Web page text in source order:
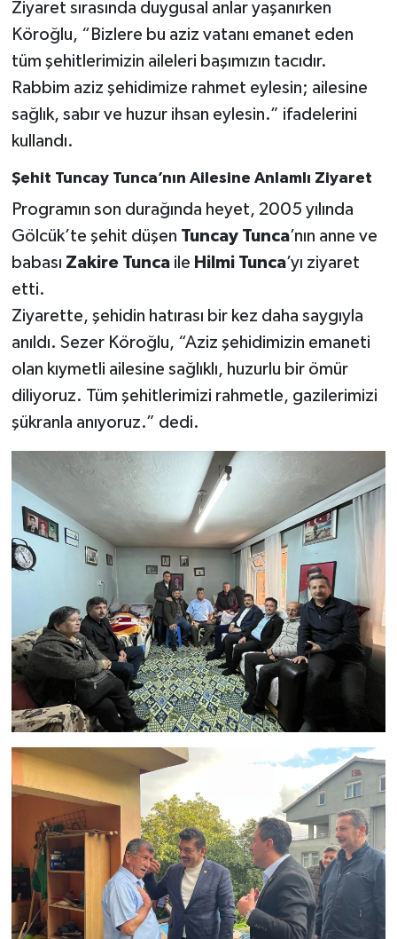
Ziyaret sırasında duygusal anlar yaşanırken
Köroğlu, “Bizlere bu aziz vatanı emanet eden
tüm şehitlerimizin aileleri başımızın tacıdır.
Rabbim aziz şehidimize rahmet eylesin; ailesine
sağlık, sabır ve huzur ihsan eylesin.” ifadelerini
kullandı.
Şehit Tuncay Tunca’nın Ailesine Anlamlı Ziyaret
Programın son durağında heyet, 2005 yılında
Gölcük’te şehit düşen Tuncay Tunca’nın anne ve
babası Zakire Tuncaile Hilmi Tunca’yı ziyaret
etti.
Ziyarette, şehidin hatırası bir kez daha saygıyla
anıldı. Sezer Köroğlu, “Aziz şehidimizin emaneti
olan kıymetli ailesine sağlıklı, huzurlu bir ömür
diliyoruz. Tüm şehitlerimizi rahmetle, gazilerimizi
şükranla anıyoruz.” dedi.